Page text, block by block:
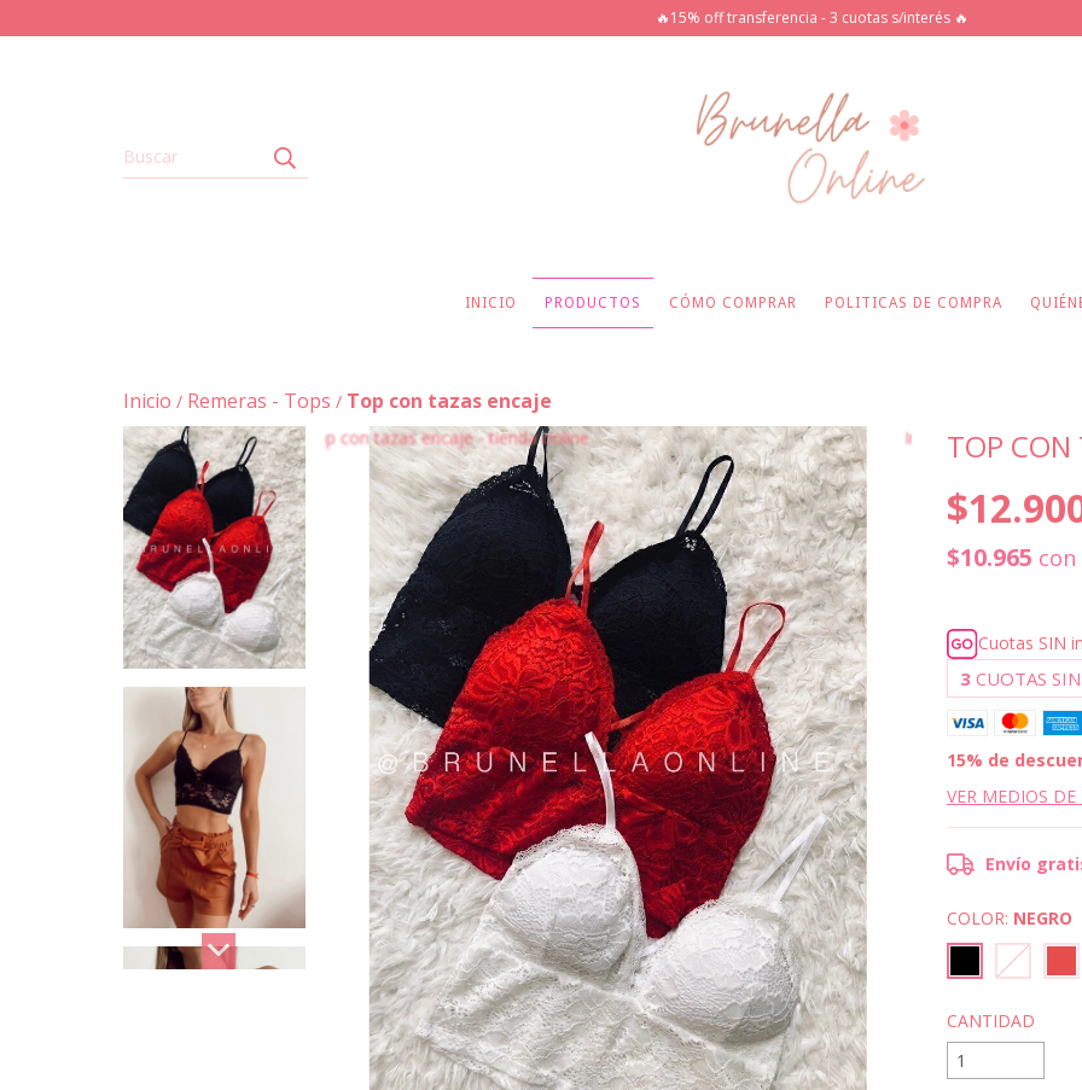
🔥15% off transferencia - 3 cuotas s/interés 🔥
INICIO PRODUCTOS CÓMO COMPRAR POLITICAS DE COMPRA
Inicio / Remeras - Tops / Top con tazas encaje
TOP CON
$10.965 con
Cuotas SIN
3 CUOTAS
15% de
VER MEDIOS DE
Envío
COLOR: NEGRO
CANTIDAD